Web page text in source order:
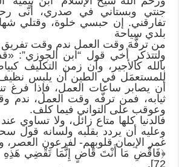
جنتي وبستاني في صدري، أنّى
تفارقني. إن حبسي خلوة، وقتلي
بلدي سياحة
من ترفَّهَ وقت العمل ندم وقت تفريق
ولتتذكر أخي قول “ابن الجوزي”:
بالله كالأجير، وأن زمن التكليف
للمستعمَل في الطين أن يلبس نظيف
أن يصابر ساعات العمل، فإذا فرغ
ثيابه، فمن ترفّه وقت العمل، ندم
وعوقب على التواني فيما كلف.
فالدنيا كلها متاع زائل، ولا تساوي
وعليه أن يردد بقلبه ولسانه قول
غمر الإيمان قلوبهم- لفرعون
﴿فَاقْضِ مَا أَنْتَ قَاضٍ إِنَّمَا تَقْضِي هَذِهِ
72].